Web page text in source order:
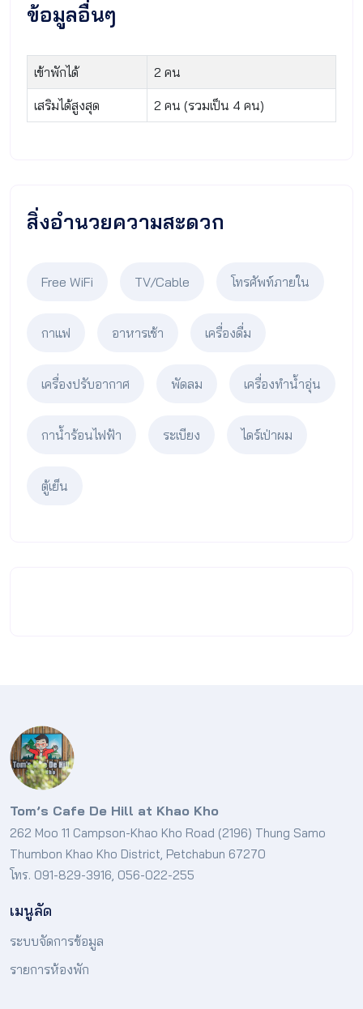
ข้อมูลอื่นๆ
เข้าพักได้ 2 คน
เสริมได้สูงสุด 2 คน (รวมเป็น 4 คน)
สิ่งอำนวยความสะดวก
Free WiFi TV/Cable โทรศัพท์ภายใน
กาแฟ อาหารเช้า เครื่องดื่ม
เครื่องปรับอากาศ พัดลม เครื่องทำน้ำอุ่น
กาน้ำร้อนไฟฟ้า ระเบียง ไดร์เป่าผม
ตู้เย็น
Tom’s Cafe De Hill at Khao Kho
262 Moo 11 Campson-Khao Kho Road (2196) Thung Samo
Thumbon Khao Kho District, Petchabun 67270
โทร. 091-829-3916, 056-022-255
เมนูลัด
ระบบจัดการข้อมูล
รายการห้องพัก